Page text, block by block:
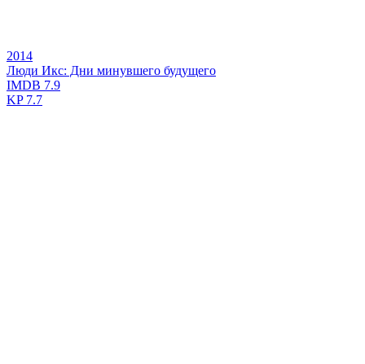
2014
Люди Икс: Дни минувшего будущего
IMDB 7.9
KP7.7